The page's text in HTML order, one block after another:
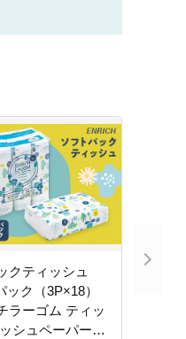
クティッシュ
ック（3P×18）
ラーゴム ティッ
シュペーパー